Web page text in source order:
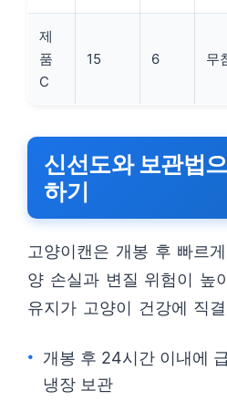
제
품
C
15 6 무
신선도와 보관법
하기
고양이캔은 개봉 후 빠르
양 손실과 변질 위험이 높
유지가 고양이 건강에 직
개봉 후 24시간 이내에
냉장 보관